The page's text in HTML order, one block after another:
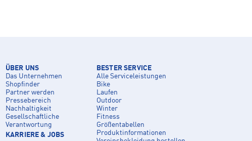
ÜBER UNS
Das Unternehmen
Shopfinder
Partner werden
Pressebereich
Nachhaltigkeit
Gesellschaftliche
Verantwortung
KARRIERE & JOBS
BESTER SERVICE
Alle Serviceleistungen
Bike
Laufen
Outdoor
Winter
Fitness
Größentabellen
Produktinformationen